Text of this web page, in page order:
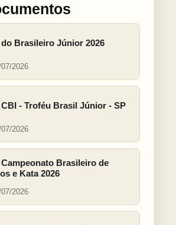
Brasileiro Júnior 2026
2026
- Troféu Brasil Júnior - SP
2026
Brasileiro de
e Kata 2026
2026